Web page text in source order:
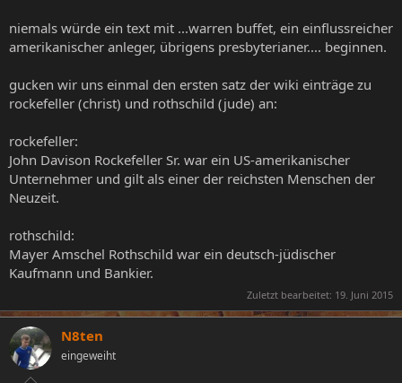
niemals würde ein text mit ...warren buffet, ein einflussreicher
amerikanischer anleger, übrigens presbyterianer.... beginnen.
gucken wir uns einmal den ersten satz der wiki einträge zu
rockefeller (christ) und rothschild (jude) an:
rockefeller:
John Davison Rockefeller Sr. war ein US-amerikanischer
Unternehmer und gilt als einer der reichsten Menschen der
Neuzeit.
rothschild:
Mayer Amschel Rothschild war ein deutsch-jüdischer
Kaufmann und Bankier.
Zuletzt bearbeitet: 19. Juni 2015
N8ten
eingeweiht